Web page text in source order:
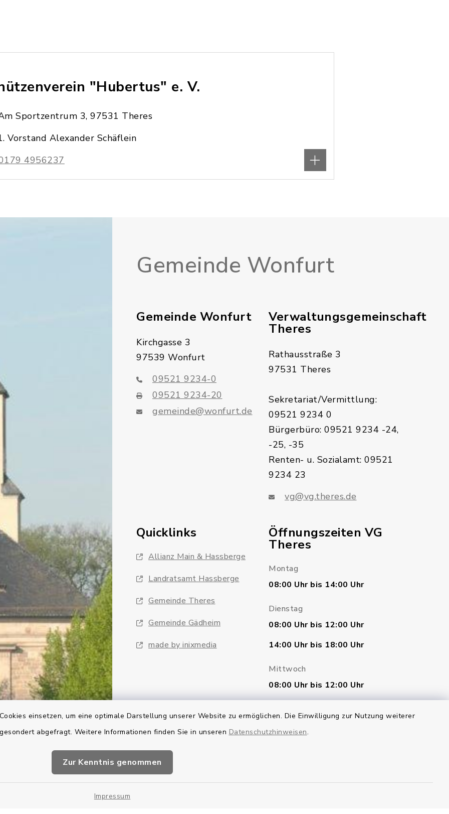
einsetzen, um eine optimale Darstellung unserer Website zu ermöglichen. Die Einwilligung zur Nutzung weiterer
abgefragt. Weitere Informationen finden Sie in unseren Datenschutzhinweisen.
Zur Kenntnis genommen
Impressum
"Hubertus" e. V.
Sportzentrum 3, 97531 Theres
Vorstand Alexander Schäflein
4956237
Gemeinde Wonfurt
Gemeinde Wonfurt
Kirchgasse 3
97539 Wonfurt
09521 9234-0
09521 9234-20
gemeinde@wonfurt.de
Verwaltungsgemeinschaft
Theres
Rathausstraße 3
97531 Theres
Sekretariat/Vermittlung:
09521 9234 0
Bürgerbüro: 09521 9234 -24,
-25, -35
Renten- u. Sozialamt: 09521
9234 23
vg@vg.theres.de
Quicklinks
Allianz Main & Hassberge
Landratsamt Hassberge
Gemeinde Theres
Gemeinde Gädheim
made by inixmedia
Öffnungszeiten VG
Theres
Montag
08:00 Uhr bis 14:00 Uhr
Dienstag
08:00 Uhr bis 12:00 Uhr
14:00 Uhr bis 18:00 Uhr
Mittwoch
08:00 Uhr bis 12:00 Uhr